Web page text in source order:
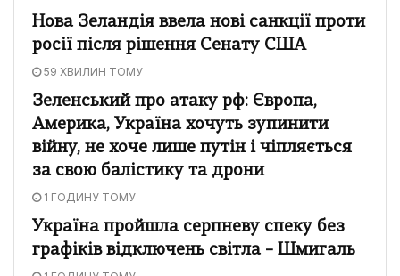
Нова Зеландія ввела нові санкції проти
росії після рішення Сенату США
59 ХВИЛИН ТОМУ
Зеленський про атаку рф: Європа,
Америка, Україна хочуть зупинити
війну, не хоче лише путін і чіпляється
за свою балістику та дрони
1 ГОДИНУ ТОМУ
Україна пройшла серпневу спеку без
графіків відключень світла – Шмигаль